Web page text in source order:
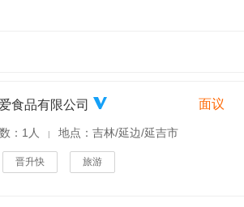
食品有限公司 面议
：1人 | 地点：吉林/延边/延吉市
晋升快 旅游